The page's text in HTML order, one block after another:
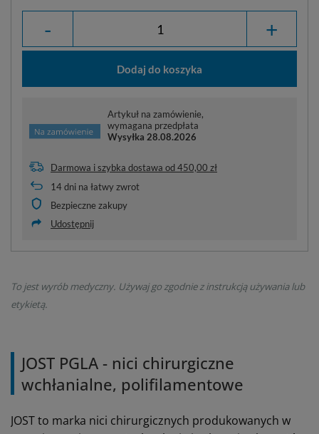
- +
Dodaj do koszyka
Artykuł na zamówienie,
wymagana przedpłata
Wysyłka 28.08.2026
Darmowa i szybka dostawa od450,00 zł
14dni na łatwy zwrot
Bezpieczne zakupy
Udostępnij
To jest wyrób medyczny. Używaj go zgodnie z instrukcją używania lub
etykietą.
JOST PGLA - nici chirurgiczne
wchłanialne, polifilamentowe
JOST to marka nici chirurgicznych produkowanych w